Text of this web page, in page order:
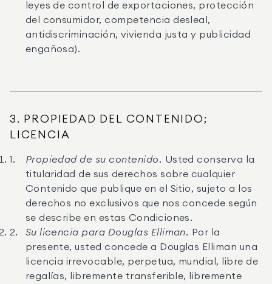
leyes de control de exportaciones, protección
del consumidor, competencia desleal,
antidiscriminación, vivienda justa y publicidad
engañosa).
3. PROPIEDAD DEL CONTENIDO;
LICENCIA
Propiedad de su contenido. Usted conserva la
titularidad de sus derechos sobre cualquier
Contenido que publique en el Sitio, sujeto a los
derechos no exclusivos que nos concede según
se describe en estas Condiciones.
Su licencia para Douglas Elliman.
Por la
presente, usted concede a Douglas Elliman una
licencia irrevocable, perpetua, mundial, libre de
regalías, libremente transferible, libremente